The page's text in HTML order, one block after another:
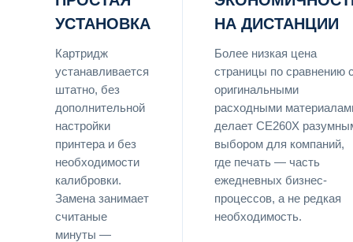
УСТАНОВКА
Картридж
устанавливается
штатно, без
дополнительной
настройки
принтера и без
необходимости
калибровки.
Замена занимает
считаные
минуты —
НА ДИСТАНЦИИ
Более низкая цена
страницы по сравнению
оригинальными
расходными
делает CE260X
выбором для компаний,
где печать — часть
ежедневных бизнес-
процессов, а не редкая
необходимость.